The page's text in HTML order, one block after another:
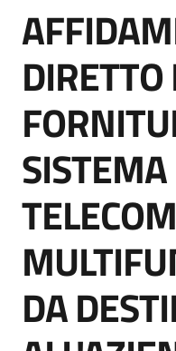
strumenti
di
Supporto
Piattaforme
telematiche
Salta al contenuto
SISTEMA
DA